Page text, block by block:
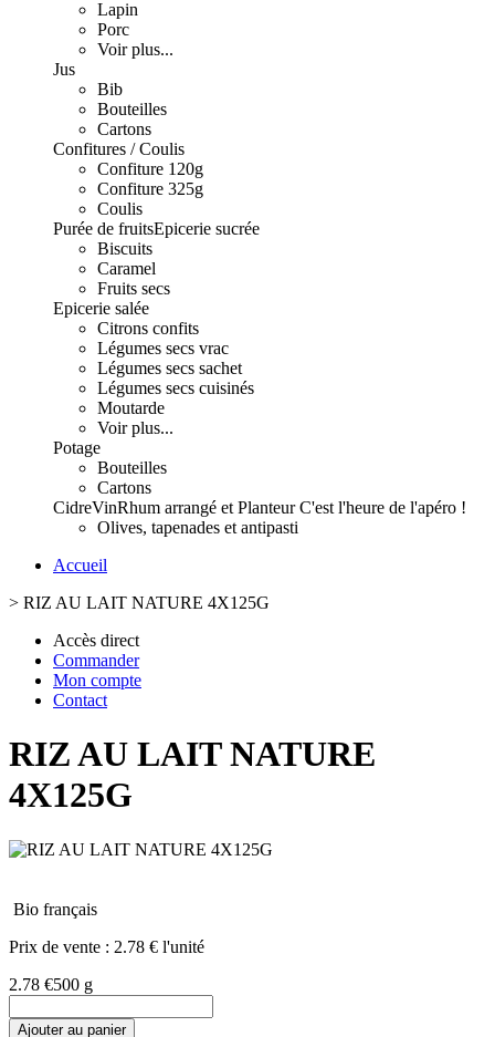
Lapin
Porc
Voir plus...
Jus
Bib
Bouteilles
Cartons
Confitures / Coulis
Confiture 120g
Confiture 325g
Coulis
Purée de fruitsEpicerie sucrée
Biscuits
Caramel
Fruits secs
Epicerie salée
Citrons confits
Légumes secs vrac
Légumes secs sachet
Légumes secs cuisinés
Moutarde
Voir plus...
Potage
Bouteilles
Cartons
CidreVinRhum arrangé et PlanteurC'est l'heure de l'apéro !
Olives, tapenades et antipasti
Accueil
> RIZ AU LAIT NATURE 4X125G
Accès direct
Commander
Mon compte
Contact
RIZ AU LAIT NATURE
4X125G
Bio français
Prix de vente : 2.78 € l'unité
2.78 €500 g
Ajouter au panier